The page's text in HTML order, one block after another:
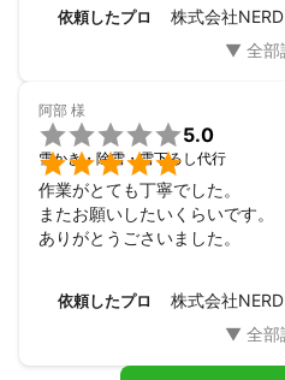
依頼したプロ 株式会社NERD
阿部 様


5.0
雪かき・除雪・雪下ろし代行
作業がとても丁寧でした。
またお願いしたいくらいです。
ありがとうごさいました。
依頼したプロ 株式会社NERD